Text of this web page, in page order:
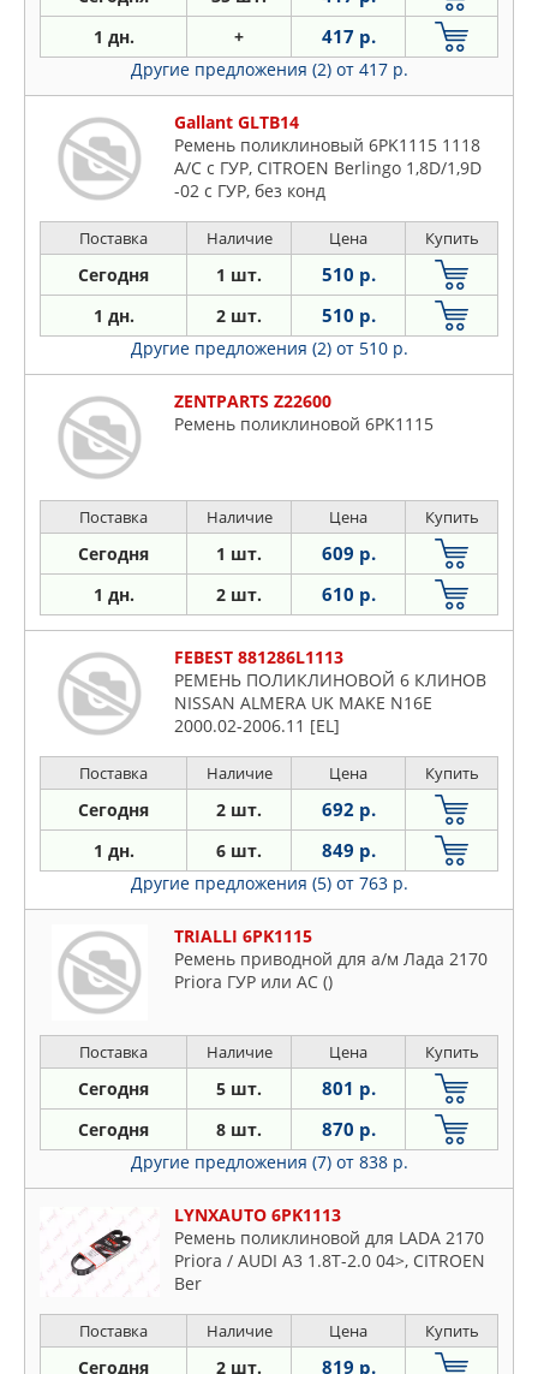
1 дн. + 417 р.
Другие предложения (2) от 417 р.
Gallant GLTB14
Ремень поликлиновый 6PK1115 1118
А/С с ГУР, CITROEN Berlingo 1,8D/1,9D
-02 с ГУР, без конд
Поставка Наличие Цена Купить
Сегодня 1 шт. 510 р.
1 дн. 2 шт. 510 р.
Другие предложения (2) от 510 р.
ZENTPARTS Z22600
Ремень поликлиновой 6PK1115
Поставка Наличие Цена Купить
Сегодня 1 шт. 609 р.
1 дн. 2 шт. 610 р.
FEBEST 881286L1113
РЕМЕНЬ ПОЛИКЛИНОВОЙ 6 КЛИНОВ
NISSAN ALMERA UK MAKE N16E
2000.02-2006.11 [EL]
Поставка Наличие Цена Купить
Сегодня 2 шт. 692 р.
1 дн. 6 шт. 849 р.
Другие предложения (5) от 763 р.
TRIALLI 6PK1115
Ремень приводной для а/м Лада 2170
Priora ГУР или AC ()
Поставка Наличие Цена Купить
Сегодня 5 шт. 801 р.
Сегодня 8 шт. 870 р.
Другие предложения (7) от 838 р.
LYNXAUTO 6PK1113
Ремень поликлиновой для LADA 2170
Priora / AUDI A3 1.8T-2.0 04>, CITROEN
Ber
Поставка Наличие Цена Купить
Сегодня 2 шт. 819 р.